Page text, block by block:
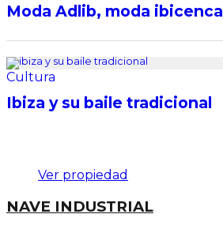
Moda Adlib, moda ibicenca
Cultura
Ibiza y su baile tradicional
Ver propiedad
NAVE INDUSTRIAL